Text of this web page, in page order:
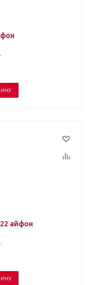
айфон